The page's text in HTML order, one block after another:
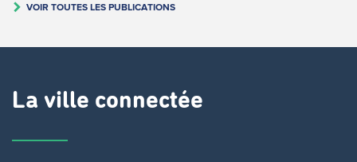
VOIR TOUTES LES PUBLICATIONS
La ville connectée